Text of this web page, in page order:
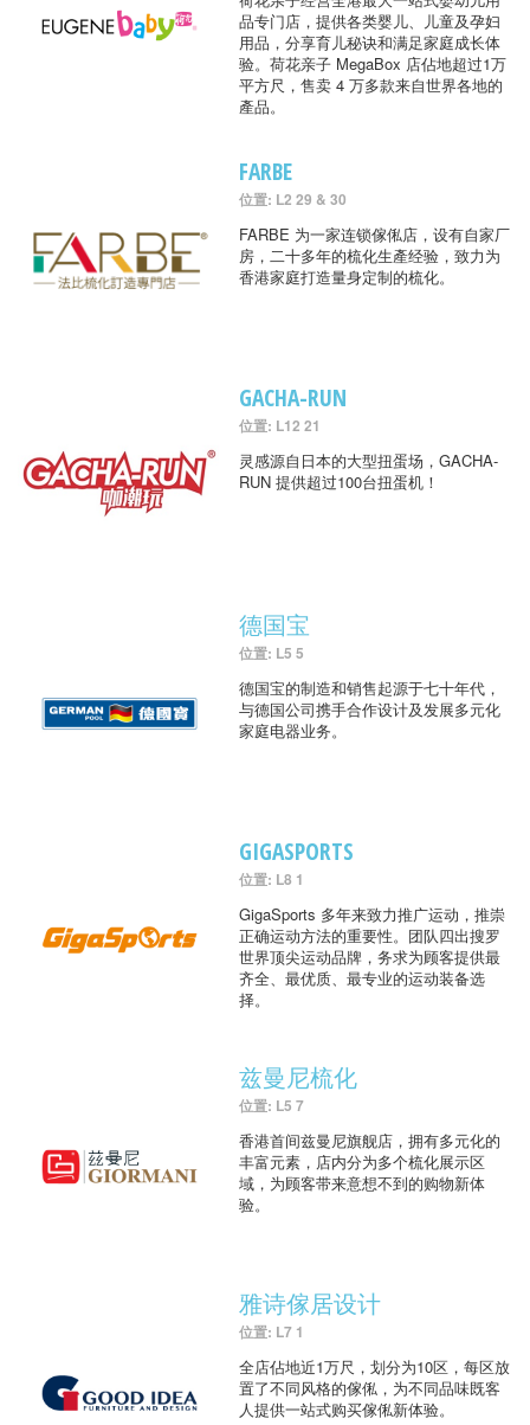
品专门店，提供各类婴儿、儿童及孕妇
用品，分享育儿秘诀和满足家庭成长体
验。荷花亲子 MegaBox 店佔地超过1万
平方尺，售卖 4 万多款来自世界各地的
產品。
FARBE
位置: L2 29 & 30
FARBE 为一家连锁傢俬店，设有自家厂
房，二十多年的梳化生產经验，致力为
香港家庭打造量身定制的梳化。
GACHA-RUN
位置: L12 21
灵感源自日本的大型扭蛋场，GACHA-
RUN 提供超过100台扭蛋机！
德国宝
位置: L5 5
德国宝的制造和销售起源于七十年代，
与德国公司携手合作设计及发展多元化
家庭电器业务。
GIGASPORTS
位置: L8 1
GigaSports 多年来致力推广运动，推崇
正确运动方法的重要性。团队四出搜罗
世界顶尖运动品牌，务求为顾客提供最
齐全、最优质、最专业的运动装备选
择。
兹曼尼梳化
位置: L5 7
香港首间兹曼尼旗舰店，拥有多元化的
丰富元素，店内分为多个梳化展示区
域，为顾客带来意想不到的购物新体
验。
雅诗傢居设计
位置: L7 1
全店佔地近1万尺，划分为10区，每区放
置了不同风格的傢俬，为不同品味既客
人提供一站式购买傢俬新体验。